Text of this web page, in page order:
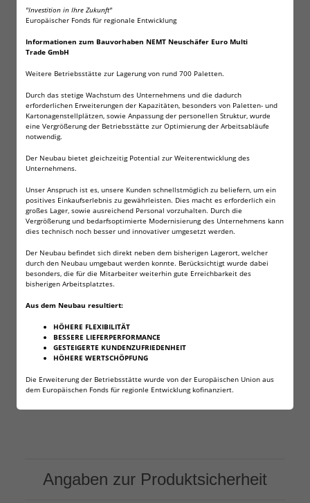
"Investition in Ihre Zukunft"
Europäischer Fonds für regionale Entwicklung
Informationen zum Bauvorhaben NEMT Neuschäfer Euro Multi
Trade GmbH
Weitere Betriebsstätte zur Lagerung von rund 700 Paletten.
Durch das stetige Wachstum des Unternehmens und die dadurch
erforderlichen Erweiterungen der Kapazitäten, besonders von Paletten- und
Kartonagenstellplätzen, sowie Anpassung der personellen Struktur, wurde
eine Vergrößerung der Betriebsstätte zur Optimierung der Arbeitsabläufe
notwendig.
Der Neubau bietet gleichzeitig Potential zur Weiterentwicklung des
Unternehmens.
Unser Anspruch ist es, unsere Kunden schnellstmöglich zu beliefern, um ein
positives Einkaufserlebnis zu gewährleisten. Dies macht es erforderlich ein
großes Lager, sowie ausreichend Personal vorzuhalten. Durch die
Vergrößerung und bedarfsoptimierte Modernisierung des Unternehmens kann
dies technisch noch besser und innovativer umgesetzt werden.
Der Neubau befindet sich direkt neben dem bisherigen Lagerort, welcher
durch den Neubau umgebaut werden konnte. Berücksichtigt wurde dabei
besonders, die für die Mitarbeiter weiterhin gute Erreichbarkeit des
bisherigen Arbeitsplatztes.
Aus dem Neubau resultiert:
HÖHERE FLEXIBILITÄT
BESSERE LIEFERPERFORMANCE
GESTEIGERTE KUNDENZUFRIEDENHEIT
HÖHERE WERTSCHÖPFUNG
Die Erweiterung der Betriebsstätte wurde von der Europäischen Union aus
dem Europäischen Fonds für regionle Entwicklung kofinanziert.
160 Eisenherz 5,5mm
Diabolos Fritz-Cell
Diese Diabolos bestehen aus einem Hartmetallkern
in einem Kunststoffmantel und sind daher bleifrei.
Dank der Kunststoffummantelung passen sich diese
Diabolos optimal an den jeweiligen Waffenlauf an.
Hohe Beschleunigung dank
Kunststoffummantelung. Stahlspitzkugeln für
Luftgewehre und Luftpistolen.
Kaliber: 5,5 mm / .22cal
Gewicht: 1,17 Gramm / 17,15 Grain
Geschossform: Spitzkopf
Geschosslänge: 13,4 mm
Lieferumfang: : 160 Stück (2 Dosen) Fritz-Cell
Eisenherz
Angaben zur Produktsicherheit